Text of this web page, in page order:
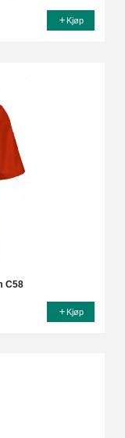
Kjøp
C58
Kjøp